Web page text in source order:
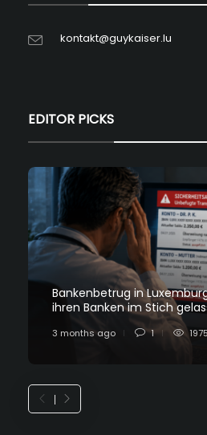
kontakt@guykaiser.lu
EDITOR PICKS
Bankenbetrug in
ihren Banken im Stich
3 months ago 1 1975